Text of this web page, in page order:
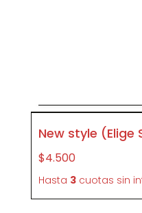
New style (Elige
$4.500
Hasta 3 cuotas sin